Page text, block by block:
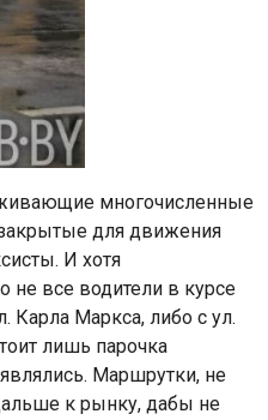
многочисленные
для движения
И хотя
не все водители в курсе
Карла Маркса, либо с ул.
лишь парочка
Маршрутки, не
к рынку, дабы не